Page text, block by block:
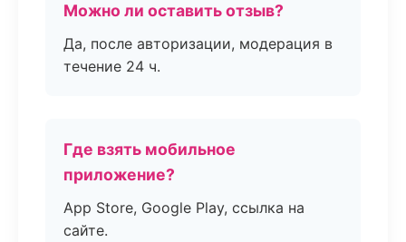
Можно ли оставить отзыв?
Да, после авторизации, модерация в
течение 24 ч.
Где взять мобильное
приложение?
App Store, Google Play, ссылка на
сайте.